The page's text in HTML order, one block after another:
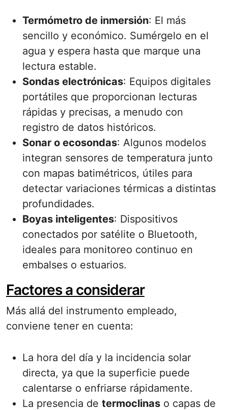
Termómetro de inmersión: El más
sencillo y económico. Sumérgelo en el
agua y espera hasta que marque una
lectura estable.
Sondas electrónicas: Equipos digitales
portátiles que proporcionan lecturas
rápidas y precisas, a menudo con
registro de datos históricos.
Sonar o ecosondas: Algunos modelos
integran sensores de temperatura junto
con mapas batimétricos, útiles para
detectar variaciones térmicas a distintas
profundidades.
Boyas inteligentes: Dispositivos
conectados por satélite o Bluetooth,
ideales para monitoreo continuo en
embalses o estuarios.
Factores a considerar
Más allá del instrumento empleado,
conviene tener en cuenta:
La hora del día y la incidencia solar
directa, ya que la superficie puede
calentarse o enfriarse rápidamente.
La presencia de termoclinas o capas de